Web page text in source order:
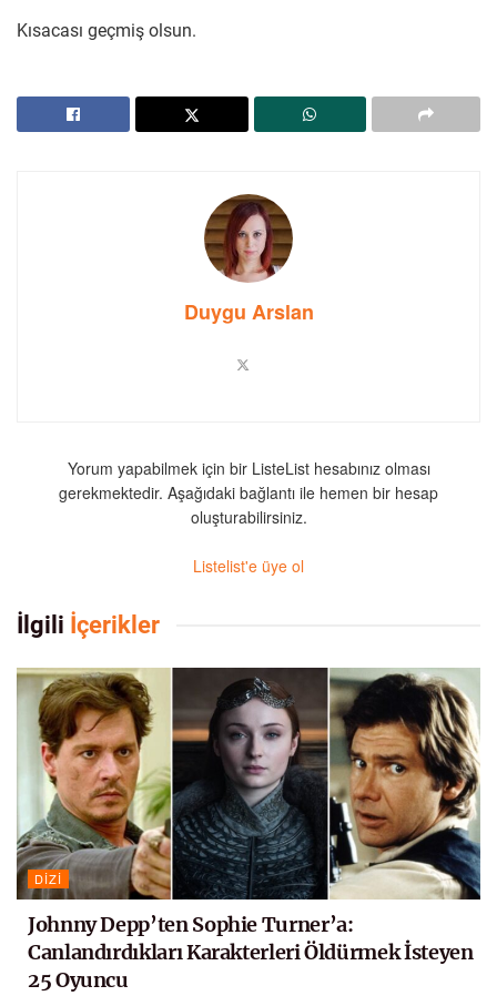
Kısacası geçmiş olsun.
Duygu Arslan
Yorum yapabilmek için bir ListeList hesabınız olması
gerekmektedir. Aşağıdaki bağlantı ile hemen bir hesap
oluşturabilirsiniz.
Listelist'e üye ol
İlgili İçerikler
DIZI
Johnny Depp’ten Sophie Turner’a:
Canlandırdıkları Karakterleri Öldürmek İsteyen
25 Oyuncu